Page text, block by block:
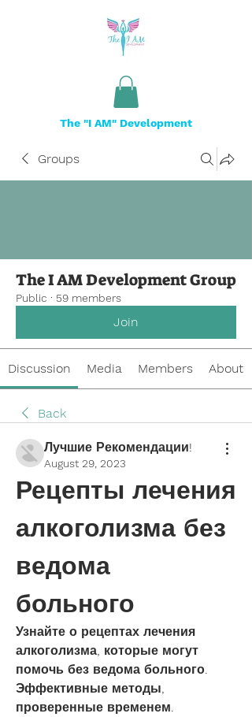
The "I AM" Development
Groups
The I AM Development Group
Public · 59 members
Join
Discussion Media Members About
Back
Лучшие Рекомендации!
August 29, 2023
Рецепты лечения
алкоголизма без
ведома
больного
Узнайте о рецептах лечения
алкоголизма, которые могут
помочь без ведома больного.
Эффективные методы,
проверенные временем.